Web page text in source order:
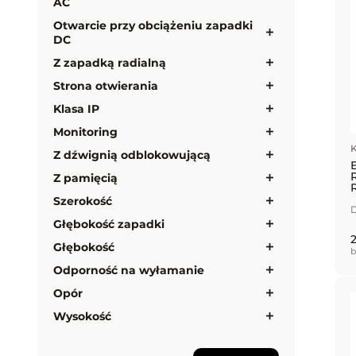
Otwarcie przy obciążeniu zapadki
DC
Z zapadką radialną
Strona otwierania
Klasa IP
Monitoring
Z dźwignią odblokowującą
Z pamięcią
Szerokość
Głębokość zapadki
Głębokość
Odporność na wyłamanie
Opór
Wysokość